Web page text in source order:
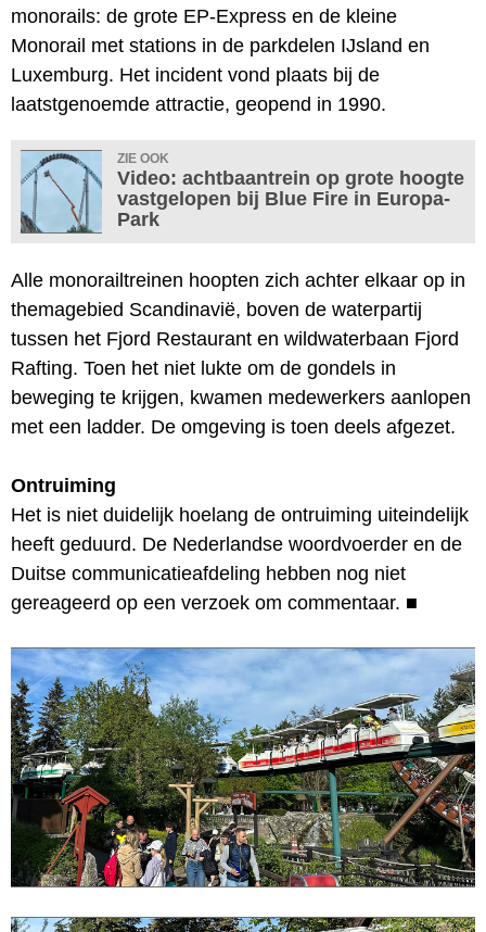
monorails: de grote EP-Express en de kleine
Monorail met stations in de parkdelen IJsland en
Luxemburg. Het incident vond plaats bij de
laatstgenoemde attractie, geopend in 1990.
ZIE OOK
Video: achtbaantrein op grote hoogte
vastgelopen bij Blue Fire in Europa-
Park
Alle monorailtreinen hoopten zich achter elkaar op in
themagebied Scandinavië, boven de waterpartij
tussen het Fjord Restaurant en wildwaterbaan Fjord
Rafting. Toen het niet lukte om de gondels in
beweging te krijgen, kwamen medewerkers aanlopen
met een ladder. De omgeving is toen deels afgezet.
Ontruiming
Het is niet duidelijk hoelang de ontruiming uiteindelijk
heeft geduurd. De Nederlandse woordvoerder en de
Duitse communicatieafdeling hebben nog niet
gereageerd op een verzoek om commentaar. ■